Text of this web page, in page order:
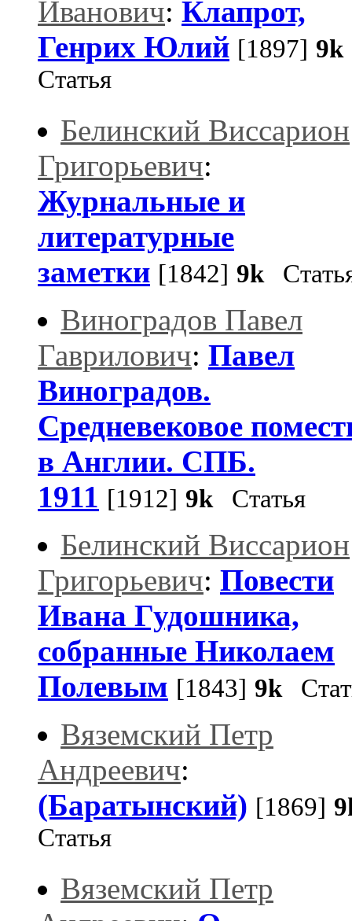
Иванович: Клапрот,
Генрих Юлий [1897] 9k
Статья
Белинский Виссарион
Григорьевич:
Журнальные и
литературные
заметки [1842] 9k
Виноградов Павел
Гаврилович: Павел
Виноградов.
Средневековое
в Англии. СПБ.
1911 [1912] 9kСтатья
Белинский Виссарион
Григорьевич: Повести
Ивана Гудошника,
собранные Николаем
Полевым [1843] 9k
Вяземский Петр
Андреевич:
(Баратынский) [1869]
Статья
Вяземский Петр